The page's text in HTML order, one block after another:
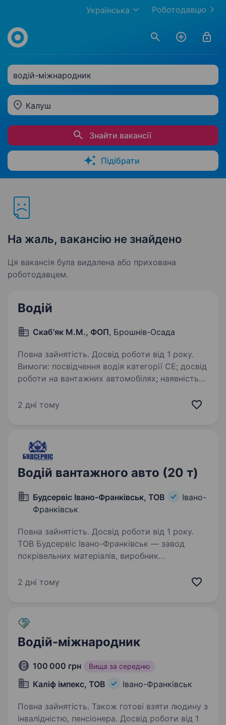
Роботодавцю
Українська
водій-міжнародник
Калуш
Знайти вакансії
Підібрати
На жаль, вакансію не знайдено
Ця вакансія була видалена або прихована
роботодавцем.
Водій
Скаб'як М.М., ФОП, Брошнів-Осада
Повна зайнятість. Досвід роботи від 1 року.
Вимоги: посвідчення водія категорії CE; досвід
роботи на вантажних автомобілях; наявність
режиму праці й відпочинку (тахограф)
2 дні тому
Водій вантажного авто (20 т)
Будсервіс Івано-Франківськ, ТОВ
Івано-
Франківськ
Повна зайнятість. Досвід роботи від 1 року.
ТОВ Будсервіс Івано-Франківськ — завод
покрівельних матеріалів, виробник
на українському ринку з 2005 року запрошує
2 дні тому
Водій-міжнародник
100 000 грн Вища за середню
Каліф імпекс, ТОВ Івано-Франківськ
Повна зайнятість. Також готові взяти людину з
інвалідністю, пенсіонера. Досвід роботи від 1